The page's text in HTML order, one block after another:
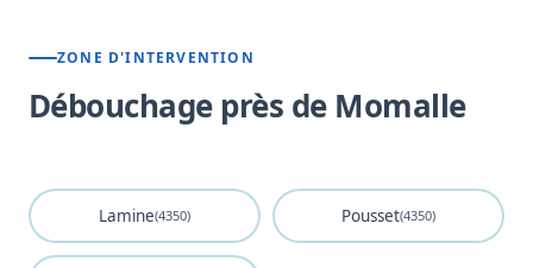
ZONE D'INTERVENTION
Débouchage près de Momalle
Lamine(4350) Pousset(4350)